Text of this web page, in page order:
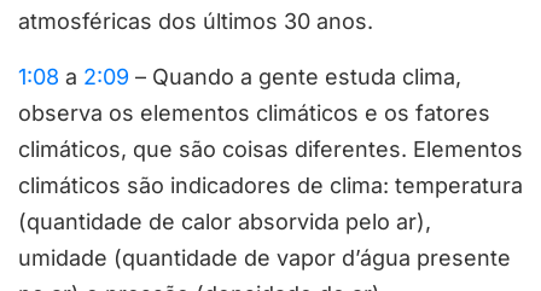
atmosféricas dos últimos 30 anos.
1:08 a 2:09 – Quando a gente estuda clima,
observa os elementos climáticos e os fatores
climáticos, que são coisas diferentes. Elementos
climáticos são indicadores de clima: temperatura
(quantidade de calor absorvida pelo ar),
umidade (quantidade de vapor d’água presente